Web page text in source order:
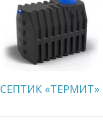
СЕПТИК «ТЕРМИТ»